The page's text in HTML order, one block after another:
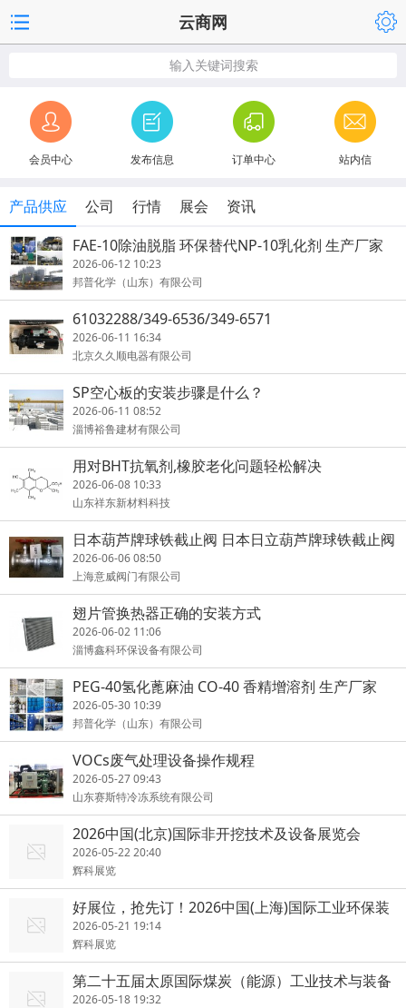
云商网
输入关键词搜索
会员中心 发布信息 订单中心 站内信
产品供应 公司 行情 展会
资讯
FAE-10除油脱脂 环保替代NP-10乳化剂 生产厂家
2026-06-12 10:23
邦普化学（山东）有限公司
61032288/349-6536/349-6571
2026-06-11 16:34
北京久久顺电器有限公司
SP空心板的安装步骤是什么？
2026-06-11 08:52
淄博裕鲁建材有限公司
用对BHT抗氧剂,橡胶老化问题轻松解决
2026-06-08 10:33
山东祥东新材料科技
日本葫芦牌球铁截止阀 日本日立葫芦牌球铁截止阀
原装正品 上海
2026-06-06 08:50
上海意威阀门有限公司
翅片管换热器正确的安装方式
2026-06-02 11:06
淄博鑫科环保设备有限公司
PEG-40氢化蓖麻油 CO-40 香精增溶剂 生产厂家
2026-05-30 10:39
邦普化学（山东）有限公司
VOCs废气处理设备操作规程
2026-05-27 09:43
山东赛斯特冷冻系统有限公司
2026中国(北京)国际非开挖技术及设备展览会
2026-05-22 20:40
辉科展览
好展位，抢先订！2026中国(上海)国际工业环保装
备展览会
2026-05-21 19:14
辉科展览
第二十五届太原国际煤炭（能源）工业技术与装备
展览会
2026-05-18 19:32